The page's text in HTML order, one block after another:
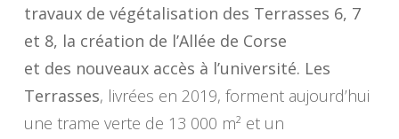
travaux de végétalisation des Terrasses 6, 7
et 8, la création de l’Allée de Corse
et des nouveaux accès à l’université. Les
Terrasses, livrées en 2019, forment aujourd’hui
une trame verte de 13 000 m² et un